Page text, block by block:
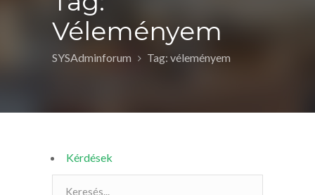
Véleményem
SYSAdminforum Tag: véleményem
Kérdések